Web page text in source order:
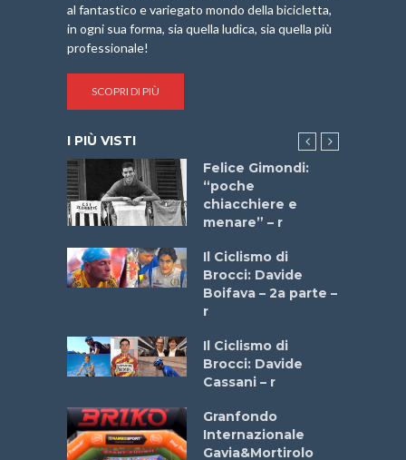
al fantastico e variegato mondo della bicicletta,
in ogni sua forma, sia quella ludica, sia quella più
professionale!
SCOPRI DI PIÙ
I PIÙ VISTI
Felice Gimondi:
“poche
chiacchiere e
menare” – r
Il Ciclismo di
Brocci: Davide
Boifava – 2a parte –
r
Il Ciclismo di
Brocci: Davide
Cassani – r
Granfondo
Internazionale
Gavia&Mortirolo